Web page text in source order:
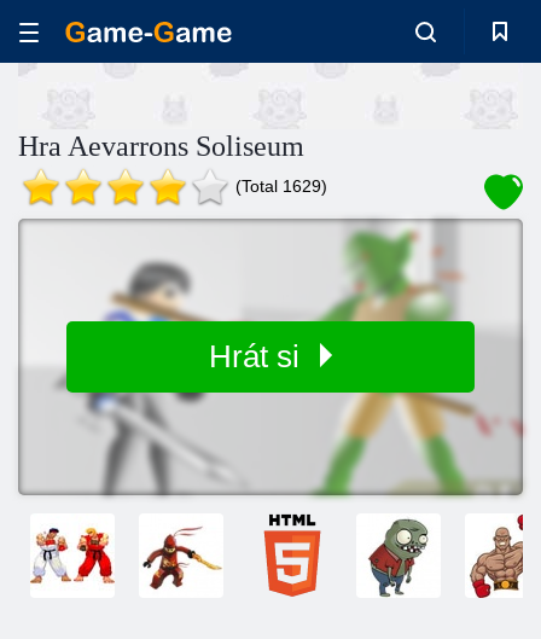
Hra Aevarrons Soliseum
(Total 1629)
Hrát si